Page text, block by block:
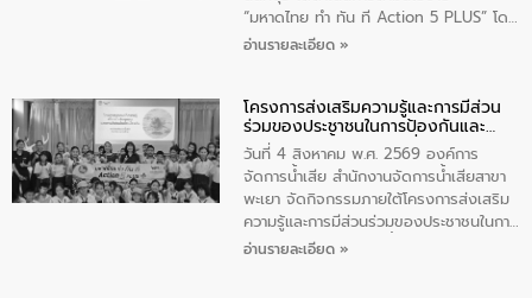
จัดการคุณภาพน้ำเทศบาลตำบลวัดสิงห์
จังหวัดชัยนาท ให้การต้อนรับ
“มหาดไทย ทำ ทัน ที Action 5 PLUS” โดย
จัดโครงการส่งเสริมความรู้และการมีส่วน
“ชุมชนร่วมใจ น้ำใสยั่งยืน” ได้บรรยายให้
ความรู้เกี่ยวกับการจัดการน้ำเสียและการใช้
ถังดักไขมันให้แก่นักเรียนโรงเรียนวัดบ่อ
(นันทวิทยา) เทศบาลนครปากเกร็ด อำเภอ
ปากเกร็ด จังหวัดนนทบุรี จำนวน 30 คน
อ่านรายละเอียด »
โครงการส่งเสริมความรู้และการมีส่วน
ร่วมของประชาชนในการป้องกันและ
แก้ไขปัญหาน้ำเสียอย่างยั่งยืน
วันที่ 4 สิงหาคม พ.ศ. 2569 องค์การ
จัดการน้ำเสีย สำนักงานจัดการน้ำเสียสาขา
พะเยา จัดกิจกรรมภายใต้โครงการส่งเสริม
ความรู้และการมีส่วนร่วมของประชาชนในการ
ป้องกันและแก้ไขปัญหาน้ำเสียอย่างยั่งยืน
อ่านรายละเอียด »